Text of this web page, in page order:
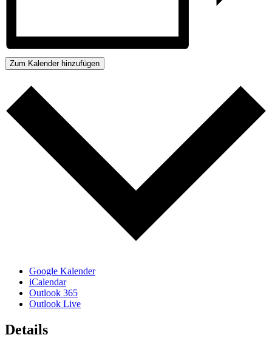
Zum Kalender hinzufügen
Google Kalender
iCalendar
Outlook 365
Outlook Live
Details